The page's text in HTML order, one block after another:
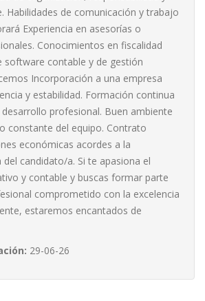
Habilidades de comunicación y trabajo
Experiencia en asesorías o
Conocimientos en fiscalidad
software contable y de gestión
Incorporación a una empresa
y estabilidad. Formación continua
profesional. Buen ambiente
constante del equipo. Contrato
económicas acordes a la
del candidato/a. Si te apasiona el
y contable y buscas formar parte
comprometido con la excelencia
estaremos encantados de
29-06-26